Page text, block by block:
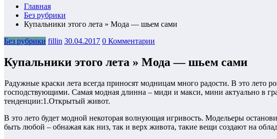
Главная
Без рубрики
Купальники этого лета » Мода — шьем сами
Без рубрики fillin 30.04.2017 0 Комментарии
Купальники этого лета » Мода — шьем сами
Радужные краски лета всегда приносят модницам много радости. В это лето
господствующими. Самая модная длинна – миди и макси, мини актуально в
тенденции:1.Открытый живот.
В это лето будет модной некоторая волнующая игривость. Модельеры
быть любой – обнажая как низ, так и верх живота, такие вещи создают на